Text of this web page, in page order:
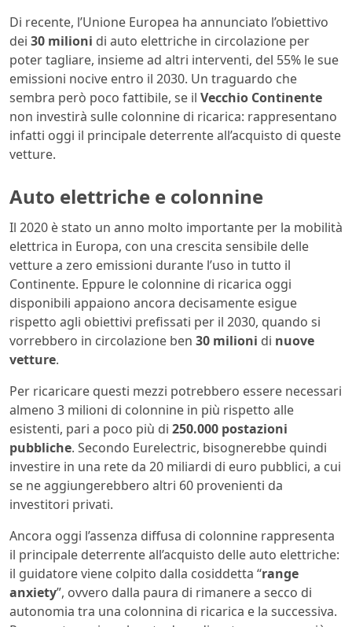
Di recente, l’Unione Europea ha annunciato l’obiettivo
dei 30 milioni di auto elettriche in circolazione per
poter tagliare, insieme ad altri interventi, del 55% le sue
emissioni nocive entro il 2030. Un traguardo che
sembra però poco fattibile, se il Vecchio Continente
non investirà sulle colonnine di ricarica: rappresentano
infatti oggi il principale deterrente all’acquisto di queste
vetture.
Auto elettriche e colonnine
Il 2020 è stato un anno molto importante per la mobilità
elettrica in Europa, con una crescita sensibile delle
vetture a zero emissioni durante l’uso in tutto il
Continente. Eppure le colonnine di ricarica oggi
disponibili appaiono ancora decisamente esigue
rispetto agli obiettivi prefissati per il 2030, quando si
vorrebbero in circolazione ben 30 milioni di nuove
vetture.
Per ricaricare questi mezzi potrebbero essere necessari
almeno 3 milioni di colonnine in più rispetto alle
esistenti, pari a poco più di 250.000 postazioni
pubbliche. Secondo Eurelectric, bisognerebbe quindi
investire in una rete da 20 miliardi di euro pubblici, a cui
se ne aggiungerebbero altri 60 provenienti da
investitori privati.
Ancora oggi l’assenza diffusa di colonnine rappresenta
il principale deterrente all’acquisto delle auto elettriche:
il guidatore viene colpito dalla cosiddetta “range
anxiety”, ovvero dalla paura di rimanere a secco di
autonomia tra una colonnina di ricarica e la successiva.